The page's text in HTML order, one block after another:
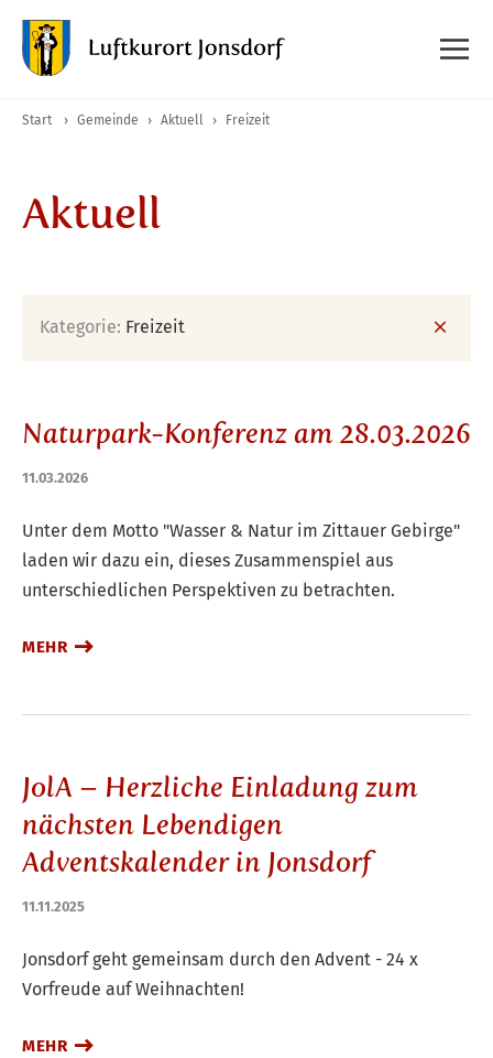
Start › Gemeinde › Aktuell › Freizeit
Aktuell
Kategorie: Freizeit
Naturpark-Konferenz am 28.03.2026
11.03.2026
Unter dem Motto "Wasser & Natur im Zittauer Gebirge"
laden wir dazu ein, dieses Zusammenspiel aus
unterschiedlichen Perspektiven zu betrachten.
MEHR
JolA – Herzliche Einladung zum
nächsten Lebendigen
Adventskalender in Jonsdorf
11.11.2025
Jonsdorf geht gemeinsam durch den Advent - 24 x
Vorfreude auf Weihnachten!
MEHR